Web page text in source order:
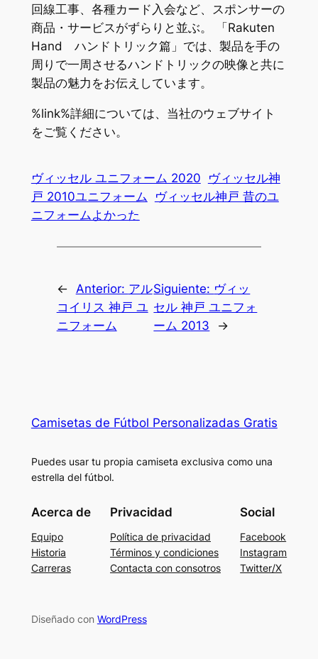
回線工事、各種カード入会など、スポンサーの
商品・サービスがずらりと並ぶ。 「Rakuten
Hand ハンドトリック篇」では、製品を手の
周りで一周させるハンドトリックの映像と共に
製品の魅力をお伝えしています。
%link%詳細については、当社のウェブサイト
をご覧ください。
ヴィッセル ユニフォーム 2020
ヴィッセル神
戸 2010ユニフォーム
ヴィッセル神戸 昔のユ
ニフォームよかった
← Anterior: アル
コイリス 神戸 ユ
ニフォーム
Siguiente: ヴィッ
セル 神戸 ユニフォ
ーム 2013
→
Camisetas de Fútbol Personalizadas Gratis
Puedes usar tu propia camiseta exclusiva como una
estrella del fútbol.
Acerca de
Equipo
Historia
Carreras
Privacidad
Política de privacidad
Términos y condiciones
Contacta con consotros
Social
Facebook
Instagram
Twitter/X
Diseñado con WordPress